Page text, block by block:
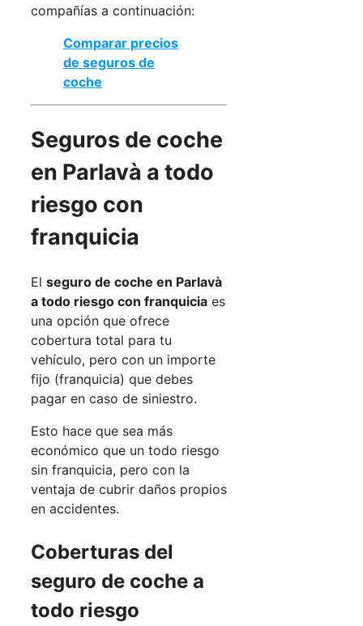
compañías a continuación:
Comparar precios
de seguros de
coche
Seguros de coche
en Parlavà a todo
riesgo con
franquicia
El seguro de coche en Parlavà
a todo riesgo con franquicia es
una opción que ofrece
cobertura total para tu
vehículo, pero con un importe
fijo (franquicia) que debes
pagar en caso de siniestro.
Esto hace que sea más
económico que un todo riesgo
sin franquicia, pero con la
ventaja de cubrir daños propios
en accidentes.
Coberturas del
seguro de coche a
todo riesgo